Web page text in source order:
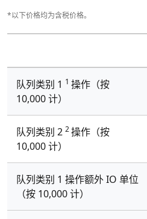
*以下价格均为含税价格。
队列类别 1 1 操作（按
10,000 计）
队列类别 2 2操作（按
10,000 计）
队列类别 1 操作额外 IO 单位
（按 10,000 计）